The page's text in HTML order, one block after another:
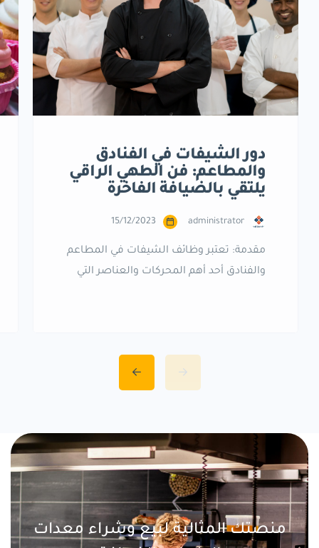
دور الشيفات في الفنادق
والمطاعم: فن الطهي الراقي
يلتقي بالضيافة الفاخرة
administrator
15/12/2023
مقدمة: تعتبر وظائف الشيفات في المطاعم
والفنادق أحد أهم المحركات والعناصر التي
والإبداع لتقديم تجارب طهو فريدة وراقية.
تنوع الوظائف: تمتد وظائف الشيفات
وشيف الصوص، وشيف […]
منصتك المثالية لبيع وشراء معدات